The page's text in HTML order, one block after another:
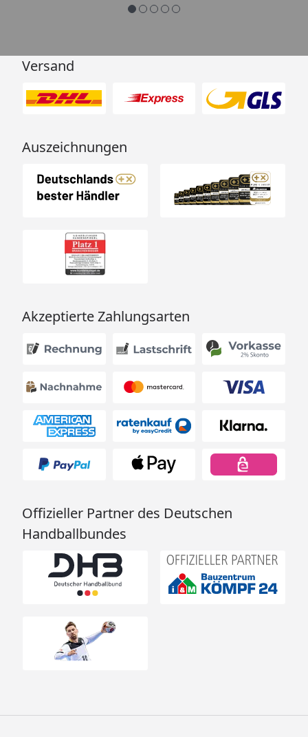
Versand
Auszeichnungen
Akzeptierte Zahlungsarten
Offizieller Partner des Deutschen
Handballbundes